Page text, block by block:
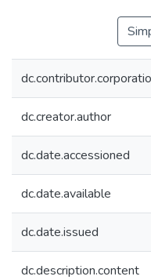
dc.creator.author
dc.date.accessioned
dc.date.available
dc.date.issued
dc.description.content